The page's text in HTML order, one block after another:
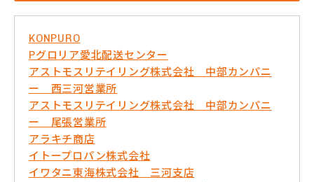
KONPURO
Pグロリア愛北配送センター
アストモスリテイリング株式会社 中部カンパニ
ー 西三河営業所
アストモスリテイリング株式会社 中部カンパニ
ー 尾張営業所
アラキチ商店
イトープロパン株式会社
イワタニ東海株式会社 三河支店